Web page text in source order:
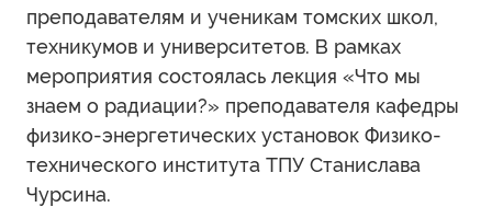
преподавателям и ученикам томских школ,
техникумов и университетов. В рамках
мероприятия состоялась лекция «Что мы
знаем о радиации?» преподавателя кафедры
физико-энергетических установок Физико-
технического института ТПУ Станислава
Чурсина.